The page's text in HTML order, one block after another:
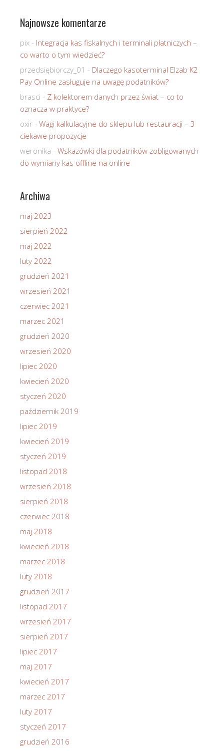
Najnowsze komentarze
pix - Integracja kas fiskalnych i terminali płatniczych –
co warto o tym wiedzieć?
przedsiębiorczy_01 - Dlaczego kasoterminal Elzab K2
Pay Online zasługuje na uwagę podatników?
brasci - Z kolektorem danych przez świat – co to
oznacza w praktyce?
oxir - Wagi kalkulacyjne do sklepu lub restauracji – 3
ciekawe propozycje
weronika - Wskazówki dla podatników zobligowanych
do wymiany kas offline na online
Archiwa
maj 2023
sierpień 2022
maj 2022
luty 2022
grudzień 2021
wrzesień 2021
czerwiec 2021
marzec 2021
grudzień 2020
wrzesień 2020
lipiec 2020
kwiecień 2020
styczeń 2020
październik 2019
lipiec 2019
kwiecień 2019
styczeń 2019
listopad 2018
wrzesień 2018
sierpień 2018
czerwiec 2018
maj 2018
kwiecień 2018
marzec 2018
luty 2018
grudzień 2017
listopad 2017
wrzesień 2017
sierpień 2017
lipiec 2017
maj 2017
kwiecień 2017
marzec 2017
luty 2017
styczeń 2017
grudzień 2016